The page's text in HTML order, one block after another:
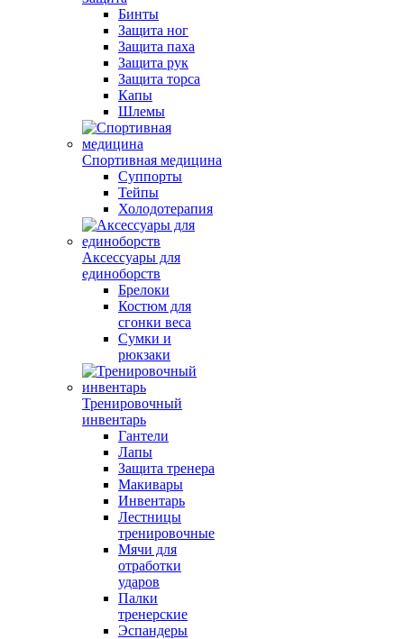
Бинты
Защита ног
Защита паха
Защита рук
Защита торса
Капы
Шлемы
Спортивная медицина
Суппорты
Тейпы
Холодотерапия
Аксессуары для
единоборств
Брелоки
Костюм для
сгонки веса
Сумки и
рюкзаки
Тренировочный
инвентарь
Гантели
Лапы
Защита тренера
Макивары
Инвентарь
Лестницы
тренировочные
Мячи для
отработки
ударов
Палки
тренерские
Эспандеры